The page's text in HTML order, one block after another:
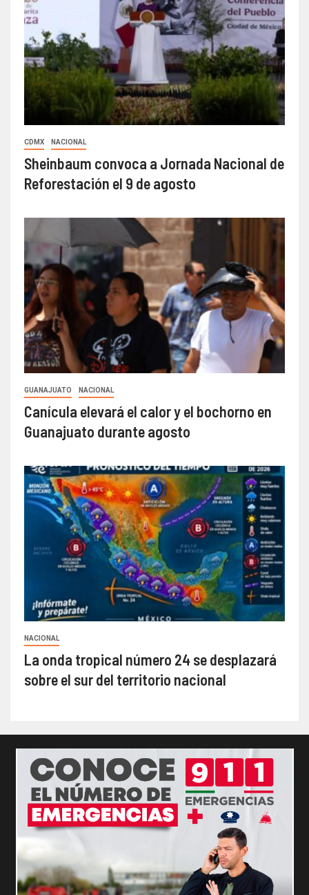
CDMX NACIONAL
Sheinbaum convoca a Jornada Nacional de
Reforestación el 9 de agosto
GUANAJUATO NACIONAL
Canícula elevará el calor y el bochorno en
Guanajuato durante agosto
NACIONAL
La onda tropical número 24 se desplazará
sobre el sur del territorio nacional